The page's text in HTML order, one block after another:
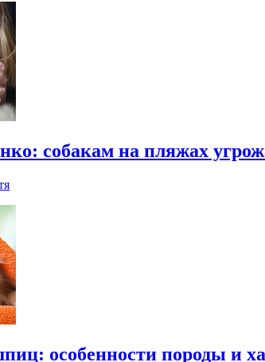
собакам на пляжах
особенности породы и